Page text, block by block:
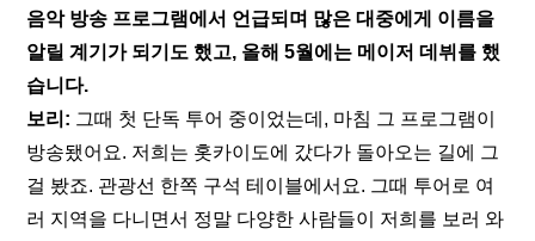
음악 방송 프로그램에서 언급되며 많은 대중에게 이름을
알릴 계기가 되기도 했고, 올해 5월에는 메이저 데뷔를 했
습니다.
보리: 그때 첫 단독 투어 중이었는데, 마침 그 프로그램이
방송됐어요. 저희는 홋카이도에 갔다가 돌아오는 길에 그
걸 봤죠. 관광선 한쪽 구석 테이블에서요. 그때 투어로 여
러 지역을 다니면서 정말 다양한 사람들이 저희를 보러 와